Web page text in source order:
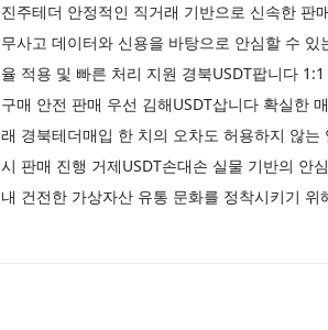
진주테더 안정적인 직거래 기반으로 신속한 판
무사고 데이터와 신용을 바탕으로 안심할 수
율 적용 및 빠른 처리 지원 경북USDT팝니다
구매 안전 판매 우선 김해USDT삽니다 확실한
래 경북테더매입 한 치의 오차도 허용하지 않
시 판매 진행 거제USDT손대손 실물 기반의 안
내 건전한 가상자산 유통 문화를 정착시키기